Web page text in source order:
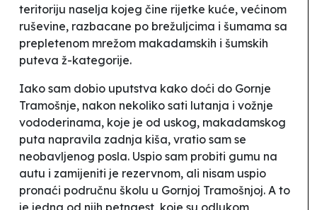
teritoriju naselja kojeg čine rijetke kuće, većinom
ruševine, razbacane po brežuljcima i šumama sa
prepletenom mrežom makadamskih i šumskih
puteva ž-kategorije.
Iako sam dobio uputstva kako doći do Gornje
Tramošnje, nakon nekoliko sati lutanja i vožnje
vododerinama, koje je od uskog, makadamskog
puta napravila zadnja kiša, vratio sam se
neobavljenog posla. Uspio sam probiti gumu na
autu i zamijeniti je rezervnom, ali nisam uspio
pronaći područnu školu u Gornjoj Tramošnjoj. A to
je jedna od njih petnaest, koje su odlukom